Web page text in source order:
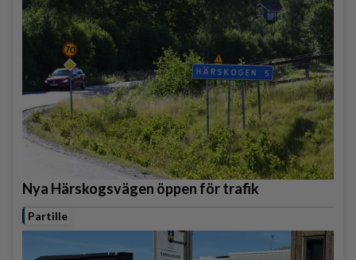
Nya Härskogsvägen öppen för trafik
Partille